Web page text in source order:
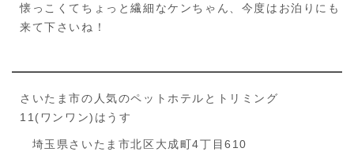
懐っこくてちょっと繊細なケンちゃん、今度はお泊りにも
来て下さいね！
さいたま市の人気のペットホテルとトリミング
11(ワンワン)はうす
埼玉県さいたま市北区大成町4丁目610